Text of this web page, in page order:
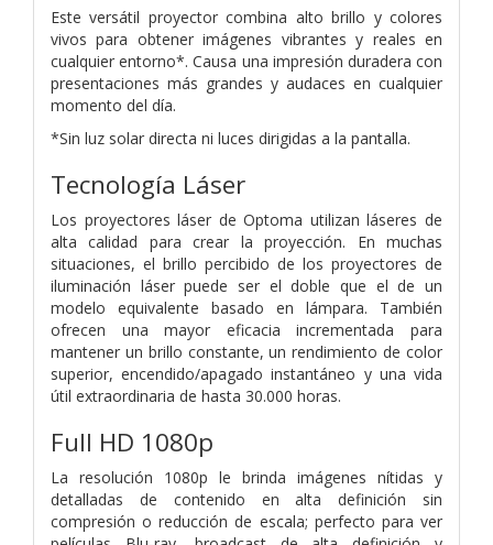
Este versátil proyector combina alto brillo y colores
vivos para obtener imágenes vibrantes y reales en
cualquier entorno*. Causa una impresión duradera con
presentaciones más grandes y audaces en cualquier
momento del día.
*Sin luz solar directa ni luces dirigidas a la pantalla.
Tecnología Láser
Los proyectores láser de Optoma utilizan láseres de
alta calidad para crear la proyección. En muchas
situaciones, el brillo percibido de los proyectores de
iluminación láser puede ser el doble que el de un
modelo equivalente basado en lámpara. También
ofrecen una mayor eficacia incrementada para
mantener un brillo constante, un rendimiento de color
superior, encendido/apagado instantáneo y una vida
útil extraordinaria de hasta 30.000 horas.
Full HD 1080p
La resolución 1080p le brinda imágenes nítidas y
detalladas de contenido en alta definición sin
compresión o reducción de escala; perfecto para ver